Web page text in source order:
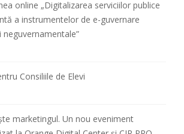
online „Digitalizarea serviciilor publice
a instrumentelor de e-guvernare
Consiliile de Elevi
marketingul. Un nou eveniment